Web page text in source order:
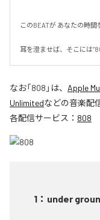
このBEATが あなたの時間
耳を澄ませば、そこには
なお「808 」は、 Apple
Unlimitedなどの音楽配
各配信サービス： 808
1 ： under